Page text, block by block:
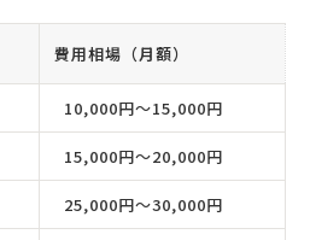
費用相場（月額）
10,000円〜15,000円
15,000円〜20,000円
25,000円〜30,000円